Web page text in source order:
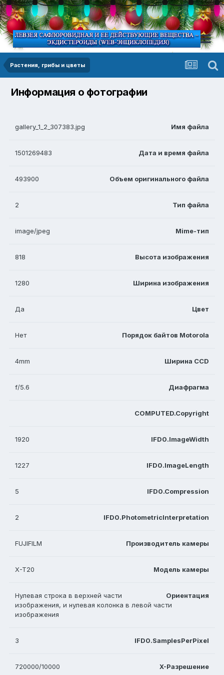
Растения, грибы и цветы
Информация о фотографии
Имя файла
gallery_1_2_307383.jpg
Дата и время файла
1501269483
Объем оригинального файла
493900
Тип файла
2
Mime-тип
image/jpeg
Высота изображения
818
Ширина изображения
1280
Цвет
Да
Порядок байтов Motorola
Нет
Ширина CCD
4mm
Диафрагма
f/5.6
COMPUTED.Copyright
IFD0.ImageWidth
1920
IFD0.ImageLength
1227
IFD0.Compression
5
IFD0.PhotometricInterpretation
2
Производитель камеры
FUJIFILM
Модель камеры
X-T20
Ориентация
Нулевая строка в верхней части
изображения, и нулевая колонка в левой части
изображения
IFD0.SamplesPerPixel
3
X-Разрешение
720000/10000